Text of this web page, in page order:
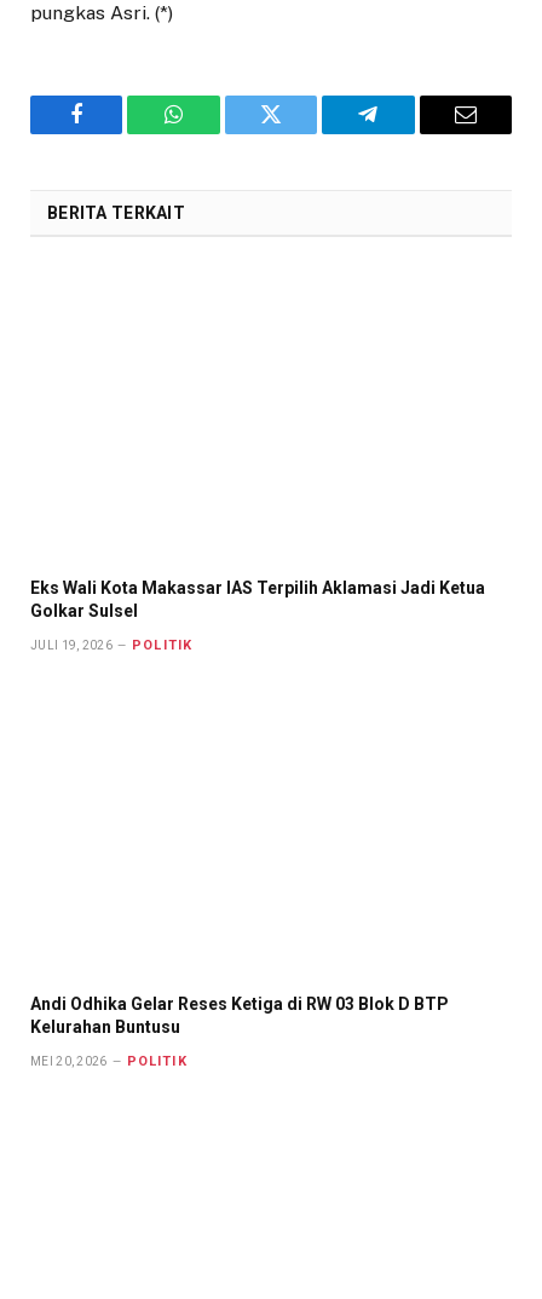
pungkas Asri. (*)
Facebook WhatsAppTwitter Telegram Email
BERITA TERKAIT
Eks Wali Kota Makassar IAS Terpilih Aklamasi Jadi Ketua
Golkar Sulsel
JULI 19, 2026 POLITIK
Andi Odhika Gelar Reses Ketiga di RW 03 Blok D BTP
Kelurahan Buntusu
MEI 20, 2026 POLITIK